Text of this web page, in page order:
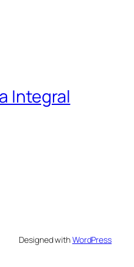
Integral
Designed withWordPress